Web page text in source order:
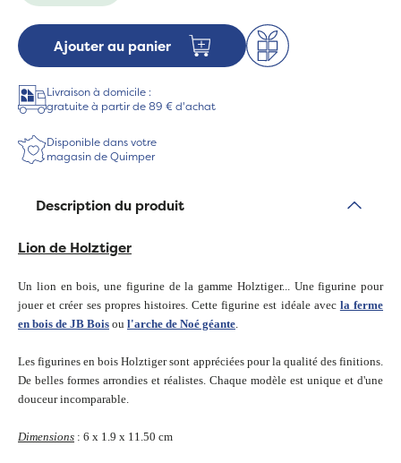
Ajouter au panier
Livraison à domicile :
gratuite à partir de 89 € d'achat
Disponible dans votre
magasin de Quimper
Description du produit
Lion de Holztiger
Un lion en bois, une figurine de la gamme Holztiger... Une figurine pour
jouer et créer ses propres histoires. Cette figurine est idéale avec la ferme
en bois de JB Bois ou l'arche de Noé géante.
Les figurines en bois Holztiger sont appréciées pour la qualité des finitions.
De belles formes arrondies et réalistes. Chaque modèle est unique et d'une
douceur incomparable.
Dimensions : 6 x 1.9 x 11.50 cm